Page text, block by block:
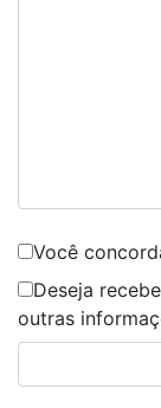
Você
Deseja
outras